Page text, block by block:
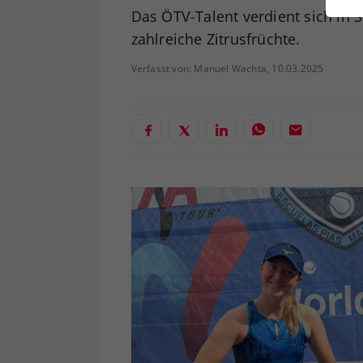
Das ÖTV-Talent verdient sich in
zahlreiche Zitrusfrüchte.
Verfasst von: Manuel Wachta, 10.03.2025